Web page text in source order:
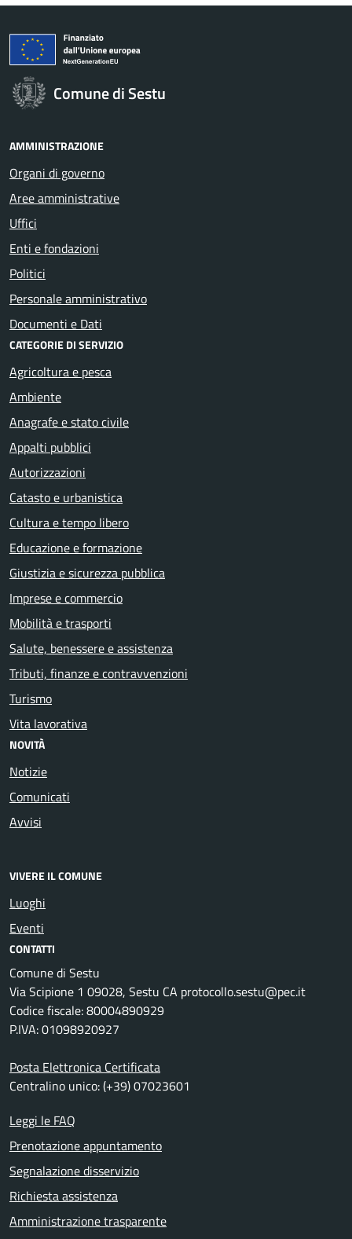
Comune di Sestu
AMMINISTRAZIONE
Organi di governo
Aree amministrative
Uffici
Enti e fondazioni
Politici
Personale amministrativo
Documenti e Dati
CATEGORIE DI SERVIZIO
Agricoltura e pesca
Ambiente
Anagrafe e stato civile
Appalti pubblici
Autorizzazioni
Catasto e urbanistica
Cultura e tempo libero
Educazione e formazione
Giustizia e sicurezza pubblica
Imprese e commercio
Mobilità e trasporti
Salute, benessere e assistenza
Tributi, finanze e contravvenzioni
Turismo
Vita lavorativa
NOVITÀ
Notizie
Comunicati
Avvisi
VIVERE IL COMUNE
Luoghi
Eventi
CONTATTI
Comune di Sestu
Via Scipione 1 09028, Sestu CA protocollo.sestu@pec.it
Codice fiscale: 80004890929
P.IVA: 01098920927
Posta Elettronica Certificata
Centralino unico: (+39) 07023601
Leggi le FAQ
Prenotazione appuntamento
Segnalazione disservizio
Richiesta assistenza
Amministrazione trasparente